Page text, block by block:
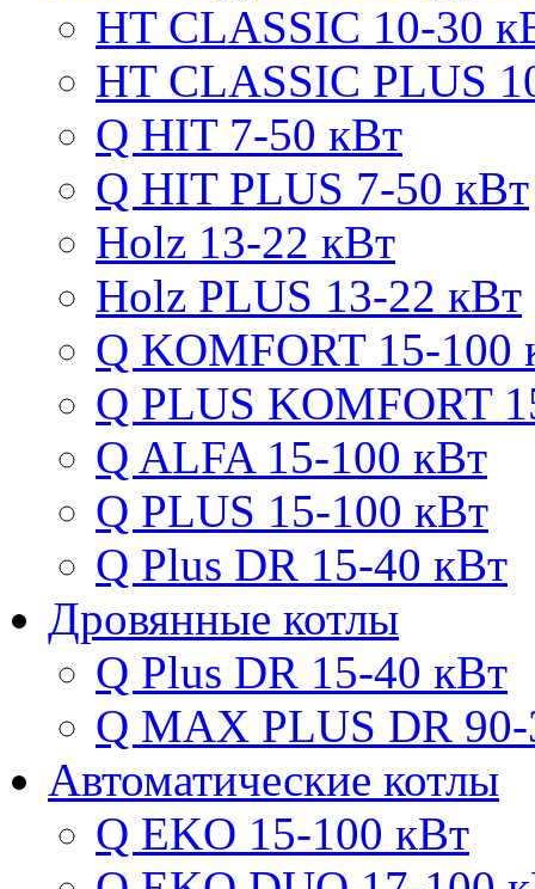
HT CLASSIC 10-30
HT CLASSIC PLUS
Q HIT 7-50 кВт
Q HIT PLUS 7-50 кВт
Holz 13-22 кВт
Holz PLUS 13-22 кВт
Q KOMFORT 15-100
Q PLUS KOMFORT
Q ALFA 15-100 кВт
Q PLUS 15-100 кВт
Q Plus DR 15-40 кВт
Дровянные котлы
Q Plus DR 15-40 кВт
Q MAX PLUS DR
Автоматические котлы
Q EKO 15-100 кВт